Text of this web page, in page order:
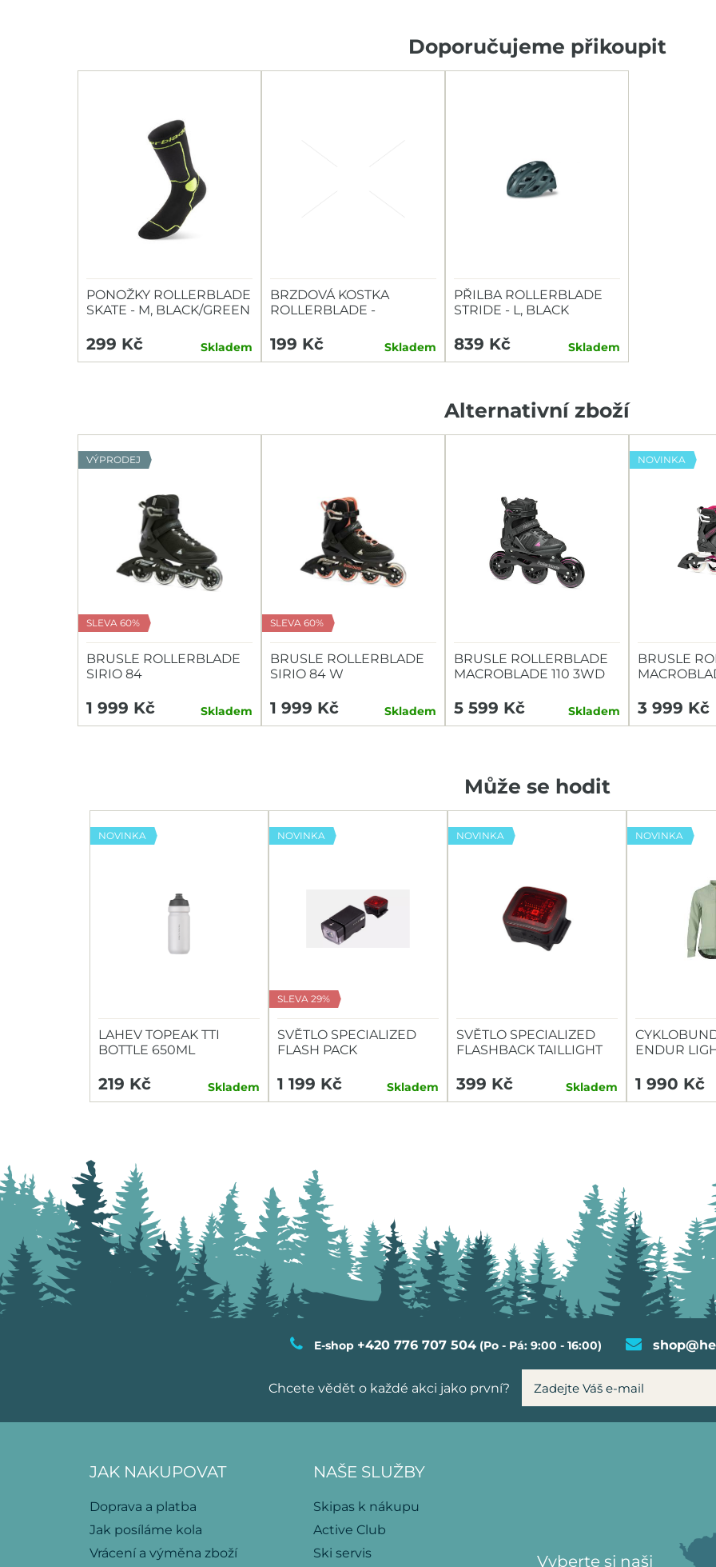
Doporučujeme přikoupit
PONOŽKY ROLLERBLADE
SKATE - M, BLACK/GREEN
299 Kč Skladem
BRZDOVÁ KOSTKA
ROLLERBLADE -
199 Kč Skladem
PŘILBA ROLLERBLADE
STRIDE - L, BLACK
839 Kč Skladem
Alternativní zboží
VÝPRODEJ
SLEVA 60%
BRUSLE ROLLERBLADE
SIRIO 84
1 999 Kč Skladem
SLEVA 60%
BRUSLE ROLLERBLADE
SIRIO 84 W
1 999 Kč Skladem
BRUSLE ROLLERBLADE
MACROBLADE 110 3WD
5 599 Kč Skladem
NOVINKA
BRUSLE
3 999 Kč
Může se hodit
NOVINKA
LAHEV TOPEAK TTI
BOTTLE 650ML
219 Kč Skladem
NOVINKA
SLEVA 29%
SVĚTLO SPECIALIZED
FLASH PACK
1 199 Kč Skladem
NOVINKA
SVĚTLO SPECIALIZED
FLASHBACK TAILLIGHT
399 Kč Skladem
NOVINKA
ENDUR
1 990 Kč
E-shop +420 776 707 504(Po - Pá: 9:00 - 16:00)
Chcete vědět o každé akci jako první?
JAK NAKUPOVAT
Doprava a platba
Jak posíláme kola
Vrácení a výměna zboží
NAŠE SLUŽBY
Skipas k nákupu
Active Club
Ski servis
Vyberte si naši